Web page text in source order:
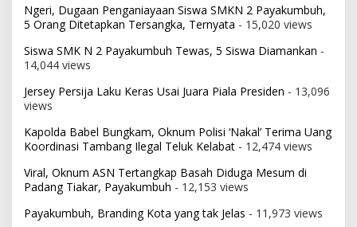
Ngeri, Dugaan Penganiayaan Siswa SMKN 2 Payakumbuh,
5 Orang Ditetapkan Tersangka, Ternyata - 15,020 views
Siswa SMK N 2 Payakumbuh Tewas, 5 Siswa Diamankan -
14,044 views
Jersey Persija Laku Keras Usai Juara Piala Presiden - 13,096
views
Kapolda Babel Bungkam, Oknum Polisi ‘Nakal’ Terima Uang
Koordinasi Tambang Ilegal Teluk Kelabat - 12,474 views
Viral, Oknum ASN Tertangkap Basah Diduga Mesum di
Padang Tiakar, Payakumbuh - 12,153 views
Payakumbuh, Branding Kota yang tak Jelas - 11,973 views